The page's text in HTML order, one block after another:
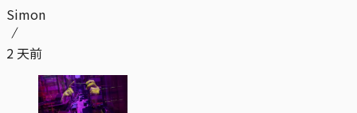
Simon
2 天前